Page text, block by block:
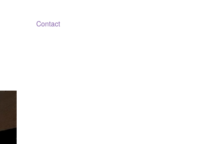
Contact